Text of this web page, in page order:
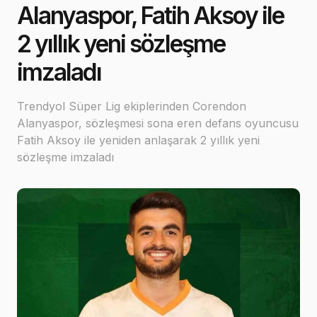
Alanyaspor, Fatih Aksoy ile
2 yıllık yeni sözleşme
imzaladı
Trendyol Süper Lig ekiplerinden Corendon
Alanyaspor, sözleşmesi sona eren defans oyuncusu
Fatih Aksoy ile yeniden anlaşarak 2 yıllık yeni
sözleşme imzaladı